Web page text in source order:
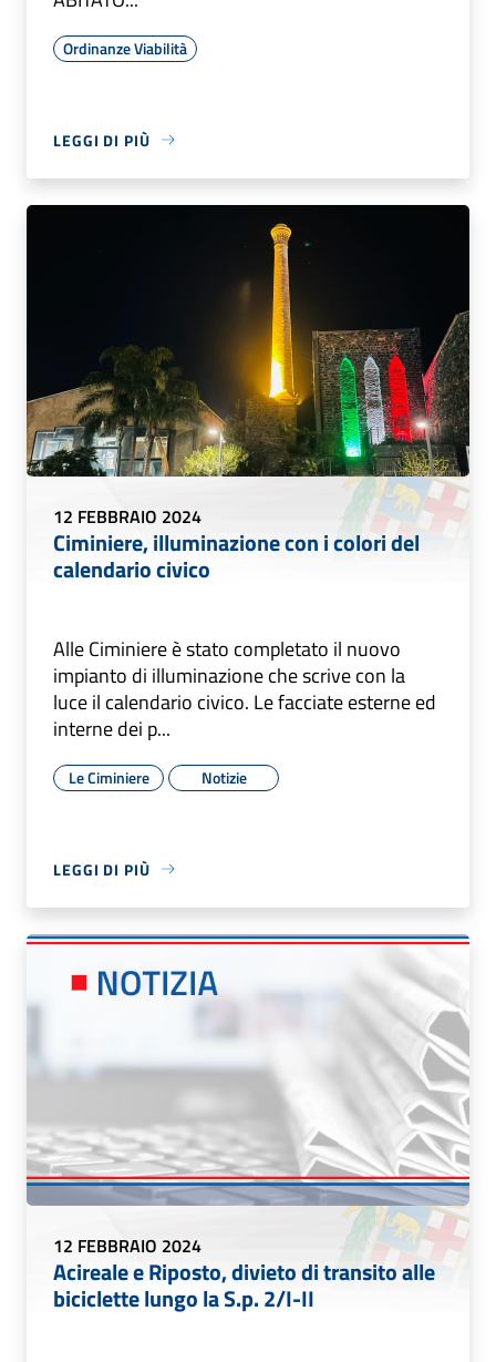
Ordinanze Viabilità
LEGGI DI PIÙ
12 FEBBRAIO 2024
Ciminiere, illuminazione con i colori del
calendario civico
Alle Ciminiere è stato completato il nuovo
impianto di illuminazione che scrive con la
luce il calendario civico. Le facciate esterne ed
interne dei p...
Le Ciminiere Notizie
LEGGI DI PIÙ
12 FEBBRAIO 2024
Acireale e Riposto, divieto di transito alle
biciclette lungo la S.p. 2/I-II